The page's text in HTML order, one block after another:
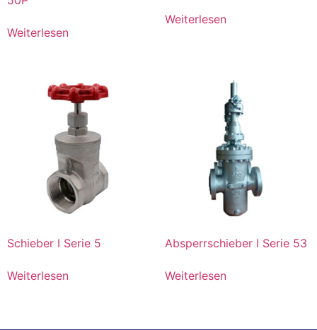
Weiterlesen
Weiterlesen
Schieber I Serie 5
Weiterlesen
Absperrschieber I Serie 53
Weiterlesen